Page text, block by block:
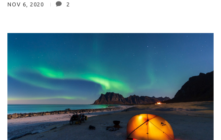
NOV 6, 2020 2